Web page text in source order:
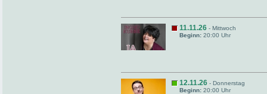
11.11.26 - Mittwoch
Beginn: 20:00 Uhr
12.11.26 - Donnerstag
Beginn: 20:00 Uhr